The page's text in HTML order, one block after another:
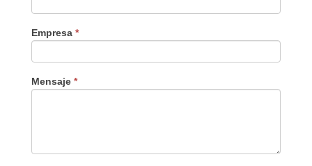
Empresa *
Mensaje *